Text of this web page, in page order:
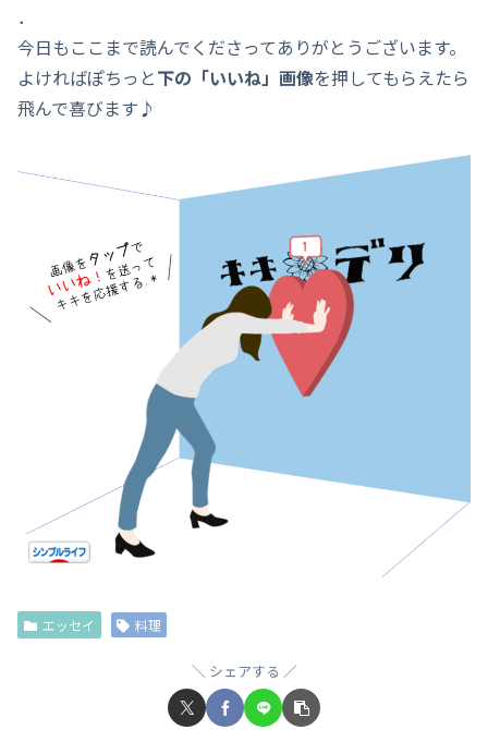
．
今日もここまで読んでくださってありがとうございます。
よければぽちっと下の「いいね」画像を押してもらえたら
飛んで喜びます♪
エッセイ 料理
シェアする